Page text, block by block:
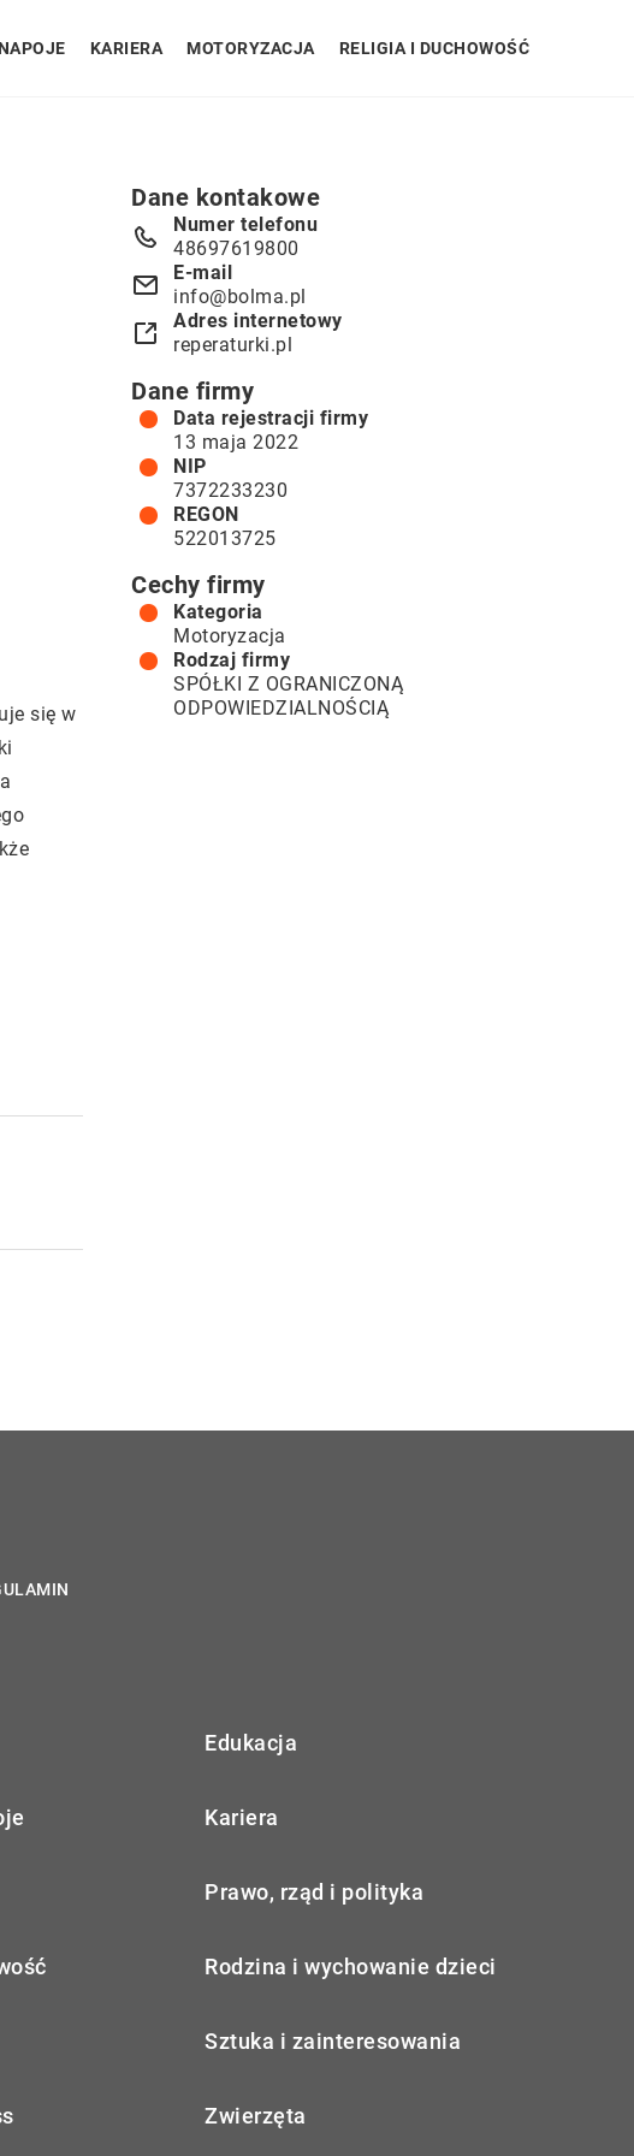
KARIERA MOTORYZACJA RELIGIA I DUCHOWOŚĆ
się w
Dane kontakowe
Numer telefonu
48697619800
E-mail
info@bolma.pl
Adres internetowy
reperaturki.pl
Dane firmy
Data rejestracji firmy
13 maja 2022
NIP
7372233230
REGON
522013725
Cechy firmy
Kategoria
Motoryzacja
Rodzaj firmy
SPÓŁKI Z OGRANICZONĄ
ODPOWIEDZIALNOŚCIĄ
Edukacja
Kariera
Prawo, rząd i polityka
Rodzina i wychowanie dzieci
Sztuka i zainteresowania
Zwierzęta